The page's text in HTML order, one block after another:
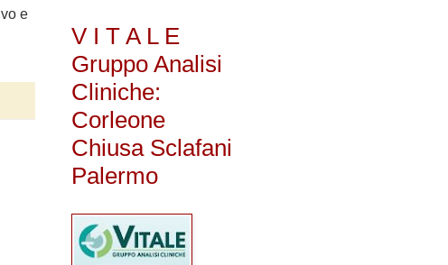
e
V I T A L E
Gruppo Analisi
Cliniche:
Corleone
Chiusa Sclafani
Palermo